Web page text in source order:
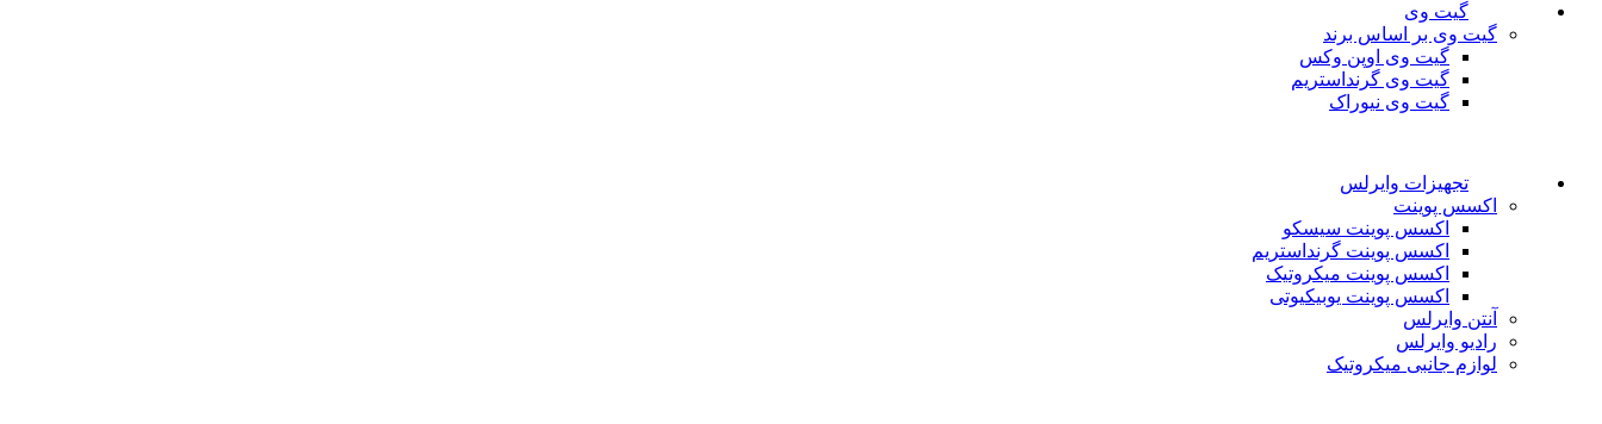
گیت وی
گیت وی بر اساس برند
گیت وی اوپن وکس
گیت وی گرنداستریم
گیت وی نیوراک
تجهیزات وایرلس
اکسس پوینت
اکسس پوینت سیسکو
اکسس پوینت گرنداستریم
اکسس پوینت میکروتیک
اکسس پوینت یوبیکیوتی
آنتن وایرلس
رادیو وایرلس
لوازم جانبی میکروتیک